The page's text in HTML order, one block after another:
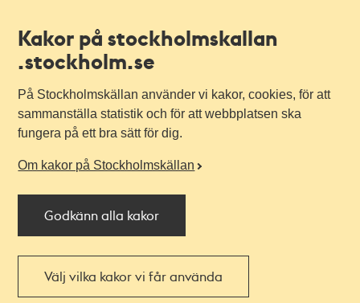
Kakor på stockholmskallan
.stockholm.se
På Stockholmskällan använder vi kakor, cookies, för att
sammanställa statistik och för att webbplatsen ska
fungera på ett bra sätt för dig.
Om kakor på Stockholmskällan
Godkänn alla kakor
Välj vilka kakor vi får använda